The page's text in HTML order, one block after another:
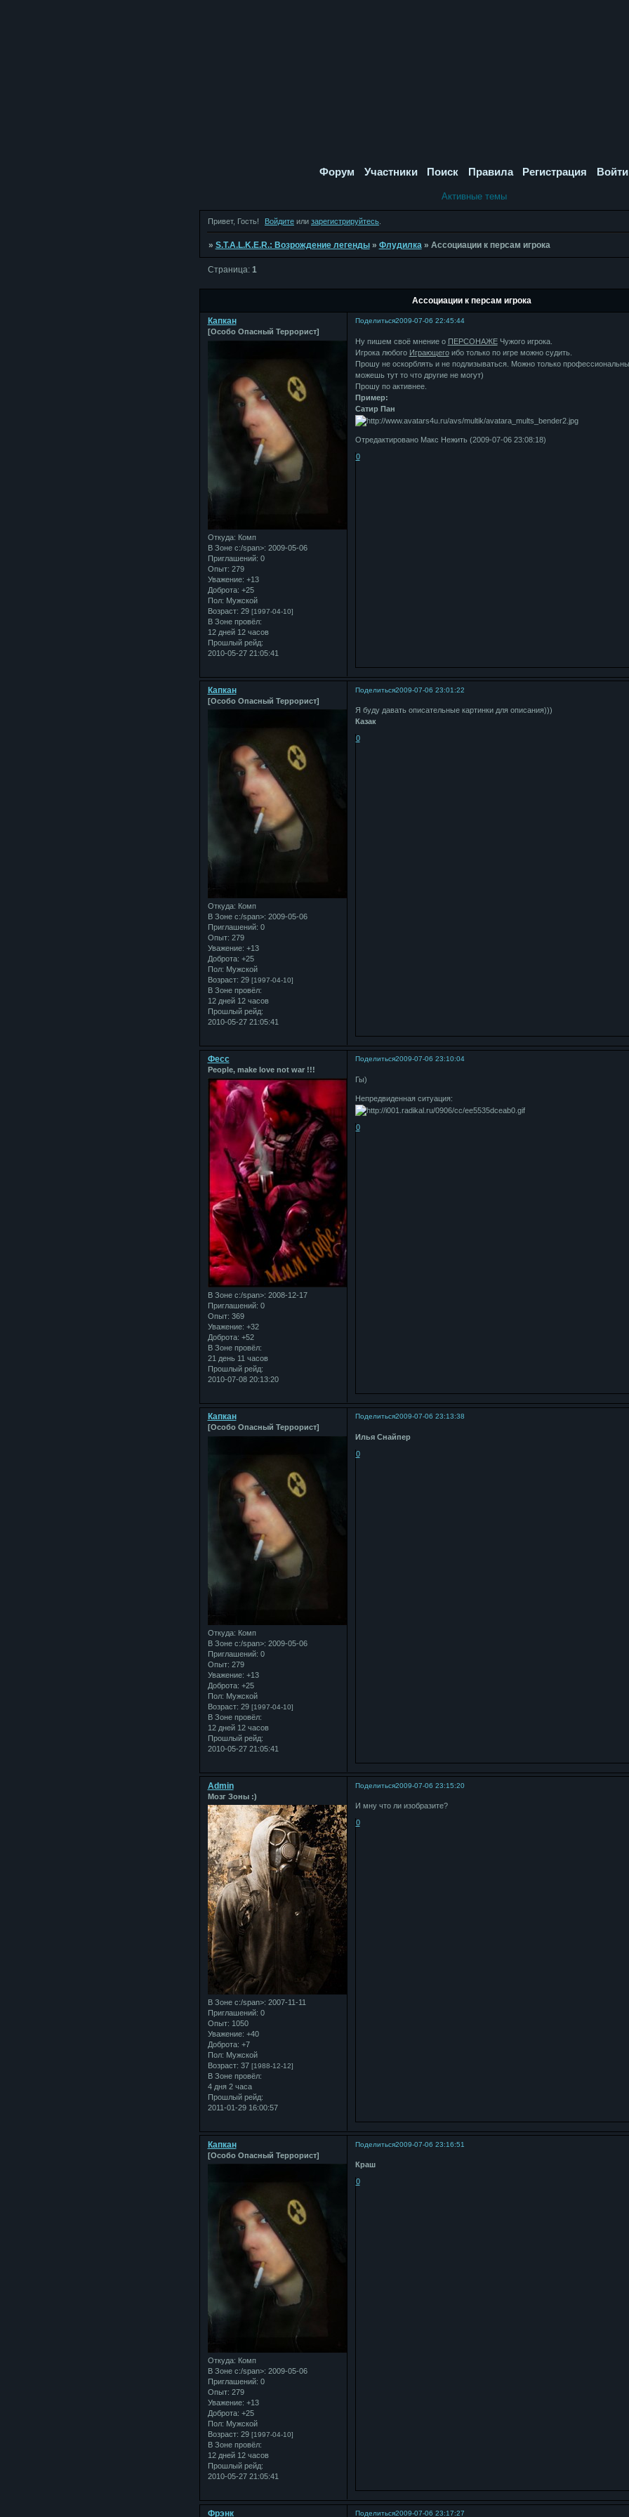
Форум Участники Поиск Правила Регистрация Войти
Активные темы
Привет, Гость! Войдите или зарегистрируйтесь
» S.T.A.L.K.E.R.: Возрождение легенды » Флудилка » Ассоциации к персам игрока
Ассоциации к персам игрока
Страница: 1
Поделиться2009-07-06 22:45:44
Капкан
[Особо Опасный Террорист]
Откуда: Комп
В Зоне с:/span>: 2009-05-06
Приглашений: 0
Опыт: 279
Уважение: +13
Доброта: +25
Пол: Мужской
Возраст: 29 [1997-04-10]
В Зоне провёл:
12 дней 12 часов
Прошлый рейд:
2010-05-27 21:05:41
Ну пишем своё мнение о ПЕРСОНАЖЕЧужого игрока.
Игрока любого Играющегоибо только по игре можно судить.
Прошу не оскорблять и не подлизываться. Можно только
можешь тут то что другие не могут)
Прошу по активнее.
Пример:
Сатир Пан
Отредактировано Макс Нежить (2009-07-06 23:08:18)
0
Поделиться2009-07-06 23:01:22
Капкан
[Особо Опасный Террорист]
Откуда: Комп
В Зоне с:/span>: 2009-05-06
Приглашений: 0
Опыт: 279
Уважение: +13
Доброта: +25
Пол: Мужской
Возраст: 29 [1997-04-10]
В Зоне провёл:
12 дней 12 часов
Прошлый рейд:
2010-05-27 21:05:41
Я буду давать описательные картинки для описания)))
Казак
0
Поделиться2009-07-06 23:10:04
Фесс
People, make love not war !!!
В Зоне с:/span>: 2008-12-17
Приглашений: 0
Опыт: 369
Уважение: +32
Доброта: +52
В Зоне провёл:
21 день 11 часов
Прошлый рейд:
2010-07-08 20:13:20
Гы)
Непредвиденная ситуация:
0
Поделиться2009-07-06 23:13:38
Капкан
[Особо Опасный Террорист]
Откуда: Комп
В Зоне с:/span>: 2009-05-06
Приглашений: 0
Опыт: 279
Уважение: +13
Доброта: +25
Пол: Мужской
Возраст: 29 [1997-04-10]
В Зоне провёл:
12 дней 12 часов
Прошлый рейд:
2010-05-27 21:05:41
Илья Снайпер
0
Поделиться2009-07-06 23:15:20
Admin
Мозг Зоны :)
В Зоне с:/span>: 2007-11-11
Приглашений: 0
Опыт: 1050
Уважение: +40
Доброта: +7
Пол: Мужской
Возраст: 37 [1988-12-12]
В Зоне провёл:
4 дня 2 часа
Прошлый рейд:
2011-01-29 16:00:57
И мну что ли изобразите?
0
Поделиться2009-07-06 23:16:51
Капкан
[Особо Опасный Террорист]
Откуда: Комп
В Зоне с:/span>: 2009-05-06
Приглашений: 0
Опыт: 279
Уважение: +13
Доброта: +25
Пол: Мужской
Возраст: 29 [1997-04-10]
В Зоне провёл:
12 дней 12 часов
Прошлый рейд:
2010-05-27 21:05:41
Краш
0
Поделиться2009-07-06 23:17:27
Фрэнк